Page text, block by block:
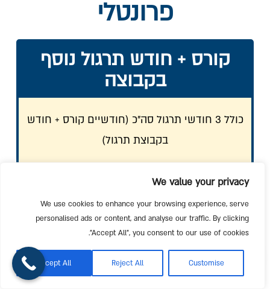
We value your privacy
We use cookies to enhance your browsing experience, serve
personalised ads or content, and analyse our traffic. By clicking
"Accept All", you consent to our use of cookies.
Customise
Reject All
Accept All
פרונטלי
קורס + חודש תרגול נוסף
בקבוצה
כולל 3 חודשי תרגול סה״כ (חודשיים קורס + חודש
בקבוצת תרגול)
32 שעות פרונטליות
5 שעות אונליין
מחיר רגיל:₪2,094
מחיר מיוחד: